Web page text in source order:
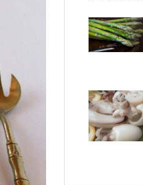
per Ingrediente